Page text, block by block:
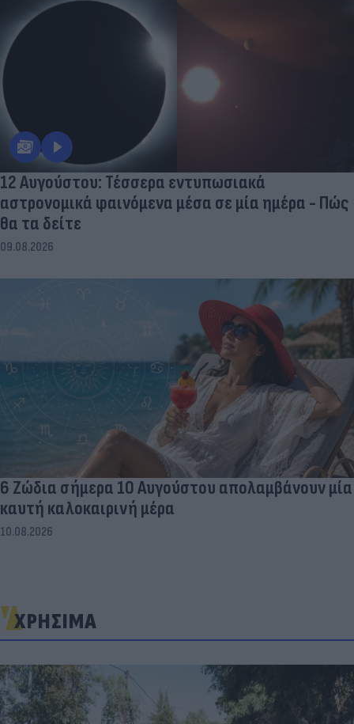
12 Αυγούστου: Τέσσερα εντυπωσιακά
αστρονομικά φαινόμενα μέσα σε μία ημέρα - Πώς
θα τα δείτε
09.08.2026
6 Ζώδια σήμερα 10 Αυγούστου απολαμβάνουν μία
καυτή καλοκαιρινή μέρα
10.08.2026
ΧΡΗΣΙΜΑ